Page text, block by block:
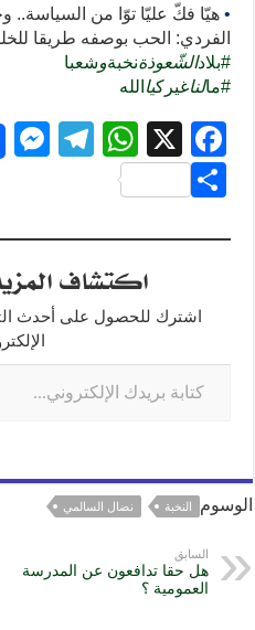
• هيّا فكّ عليّا توّا من
الفردي: الحب بوصفه طريقا
#بلادالشّعوذةنخبةوشعبا
#مالناغيركيا الله
F
a
c
e
o
k
X
W
s
A
p
T
gr
a
m
M
ar
اكتشاف
اشترك للحصول على أحدث
كتابة بريدك الإلكتروني...
الوسوم النخبة نضال السالمي
السابق
هل حقا تدافعون عن المدرسة
العمومية ؟